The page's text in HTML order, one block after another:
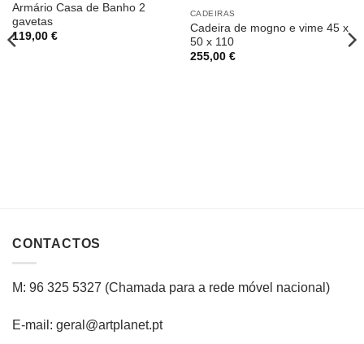
Armário Casa de Banho 2
gavetas
119,00 €
CADEIRAS
Cadeira de mogno e vime 45 x
50 x 110
255,00 €
CONTACTOS
M: 96 325 5327 (Chamada para a rede móvel nacional )
E-mail: geral@artplanet.pt